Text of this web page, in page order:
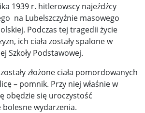
1939 r. hitlerowscy najeźdźcy
na Lubelszczyźnie masowego
Podczas tej tragedii życie
ich ciała zostały spalone w
Szkoły Podstawowej.
złożone ciała pomordowanych
– pomnik. Przy niej właśnie w
obędzie się uroczystość
wydarzenia.